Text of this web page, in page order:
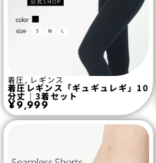
着圧, レギンス
着圧レギンス「ギュギュレギ」10
分丈｜3着セット
¥9,999